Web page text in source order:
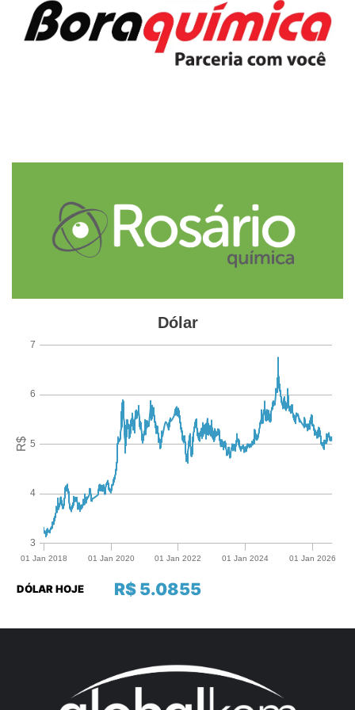
R$ 5.0855
DÓLAR HOJE